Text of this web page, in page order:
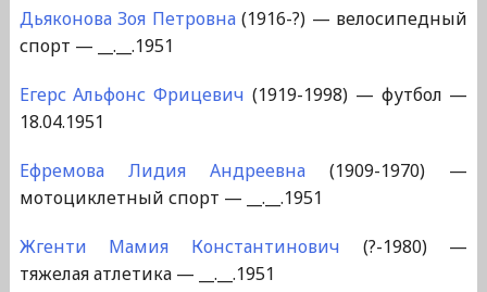
Дьяконова Зоя Петровна(1916-?) — велосипедный
спорт — __.__.1951
Егерс Альфонс Фрицевич (1919-1998) — футбол —
18.04.1951
Ефремова Лидия Андреевна(1909-1970) —
мотоциклетный спорт — __.__.1951
Жгенти Мамия Константинович (?-1980) —
тяжелая атлетика — __.__.1951